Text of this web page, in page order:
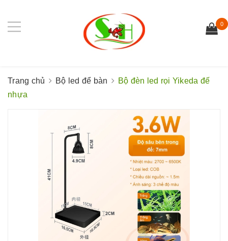
0
Trang chủ Bộ led để bàn
Bộ đèn led rọi Yikeda đế
nhựa